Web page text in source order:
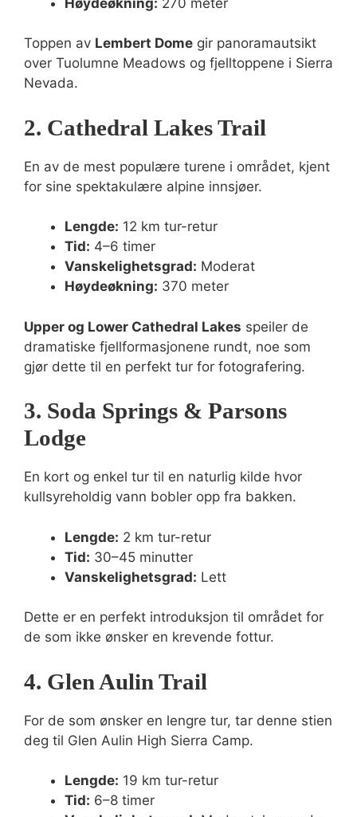
Toppen av Lembert Dome gir panoramautsikt
over Tuolumne Meadows og fjelltoppene i Sierra
Nevada.
2. Cathedral Lakes Trail
En av de mest populære turene i området, kjent
for sine spektakulære alpine innsjøer.
Lengde: 12 km tur-retur
Tid: 4–6 timer
Vanskelighetsgrad: Moderat
Høydeøkning: 370 meter
Upper og Lower Cathedral Lakes speiler de
dramatiske fjellformasjonene rundt, noe som
gjør dette til en perfekt tur for fotografering.
3. Soda Springs & Parsons
Lodge
En kort og enkel tur til en naturlig kilde hvor
kullsyreholdig vann bobler opp fra bakken.
Lengde: 2 km tur-retur
Tid: 30–45 minutter
Vanskelighetsgrad: Lett
Dette er en perfekt introduksjon til området for
de som ikke ønsker en krevende fottur.
4. Glen Aulin Trail
For de som ønsker en lengre tur, tar denne stien
deg til Glen Aulin High Sierra Camp.
Lengde: 19 km tur-retur
Tid: 6–8 timer